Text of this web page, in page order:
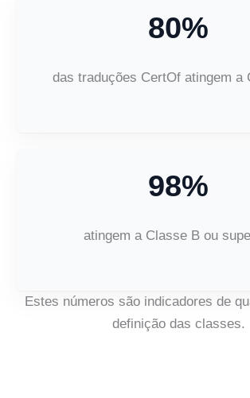
80%
das traduções CertOf atingem a
98%
atingem a Classe B ou
Estes números são indicadores de
definição das classes.